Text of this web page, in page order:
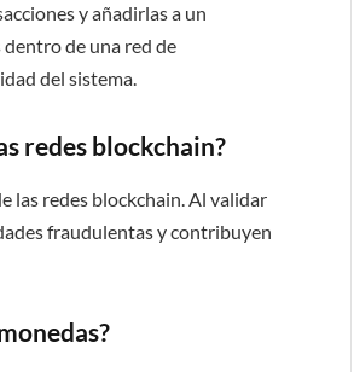
y añadirlas a un
de una red de
del sistema.
redes blockchain?
las redes blockchain. Al validar
fraudulentas y contribuyen